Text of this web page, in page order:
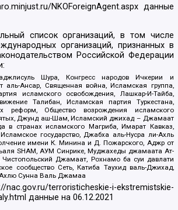
NKOForeignAgent.aspxданные
список организаций, в том числе
организаций, признанных в
Российской Федерации
Шура, Конгресс народов Ичкерии и
аль-Ансар, Священная война, Исламская группа,
исламского освобождения, Лашкар-И-Тайба,
Талибан, Исламская партия Туркестана,
реформ, Общество возрождения исламского
Джунд аш-Шам, Исламский джихад – Джамаат
в странах исламского Магриба, Имарат Кавказ,
государство, Джабха аль-Нусра ли-Ахль
имени К. Минина и Д. Пожарского, Аджр от
SHAM, АУМ Синрике, Муджахеды джамаата Ат-
Джамаат, Рохнамо ба суи давлати
сообщество Сеть, Катиба Таухид валь-Джихад,
Сунна Валь Джамаа
nac.gov.ru/terroristicheskie-i-ekstremistskie-
данные на06.12.2021